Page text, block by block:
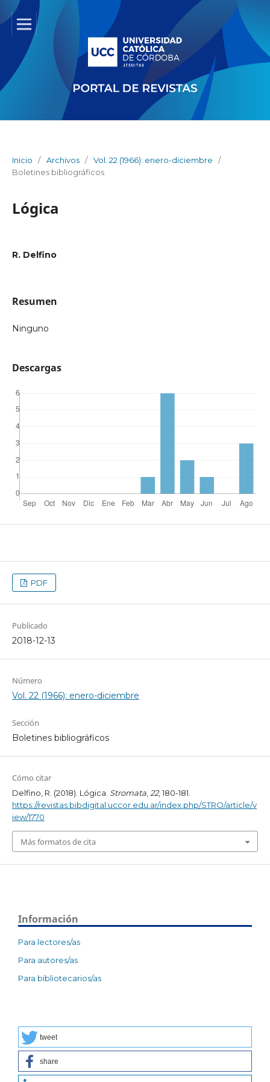
Inicio / Archivos / Vol. 22 (1966): enero-diciembre
/
Boletines bibliográficos
Lógica
R. Delfino
Resumen
Ninguno
Descargas
PDF
Publicado
2018-12-13
Número
Vol. 22 (1966): enero-diciembre
Sección
Boletines bibliográficos
Cómo citar
Delfino, R. (2018). Lógica. Stromata,22, 180-181.
https://revistas.bibdigital.uccor.edu.ar/index.php/STRO/article/v
iew/1770
Más formatos de cita
Información
Para lectores/as
Para autores/as
Para bibliotecarios/as
tweet
share